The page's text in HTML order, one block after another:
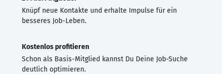
Knüpf neue Kontakte und erhalte Impulse für ein
besseres Job-Leben.
Kostenlos profitieren
Schon als Basis-Mitglied kannst Du Deine Job-Suche
deutlich optimieren.